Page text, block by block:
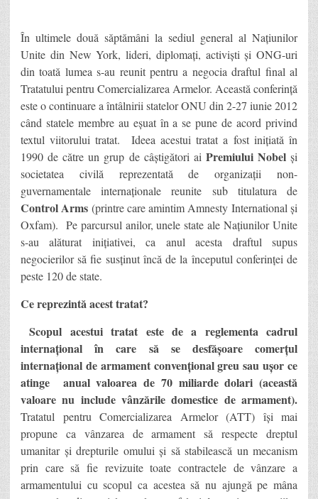
În ultimele două săptămâni la sediul general al Națiunilor
Unite din New York, lideri, diplomați, activiști și ONG-uri
din toată lumea s-au reunit pentru a negocia draftul final al
Tratatului pentru Comercializarea Armelor. Această conferință
este o continuare a întâlnirii statelor ONU din 2-27 iunie 2012
când statele membre au eșuat în a se pune de acord privind
textul viitorului tratat. Ideea acestui tratat a fost inițiată în
1990 de către un grup de câștigători ai Premiului Nobelși
societatea civilă reprezentată de organizații non-
guvernamentale internaționale reunite sub titulatura de
Control Arms (printre care amintim Amnesty International și
Oxfam). Pe parcursul anilor, unele state ale Națiunilor Unite
s-au alăturat inițiativei, ca anul acesta draftul supus
negocierilor să fie susținut încă de la începutul conferinței de
peste 120 de state.
Ce reprezintă acest tratat?
Scopul acestui tratat este de a reglementa cadrul
internațional în care să se desfășoare comerțul
internațional de armament convențional greu sau ușor ce
atinge anual valoarea de 70 miliarde dolari (această
valoare nu include vânzările domestice de armament).
Tratatul pentru Comercializarea Armelor (ATT) își mai
propune ca vânzarea de armament să respecte dreptul
umanitar și drepturile omului și să stabilească un mecanism
prin care să fie revizuite toate contractele de vânzare a
armamentului cu scopul ca acestea să nu ajungă pe mâna